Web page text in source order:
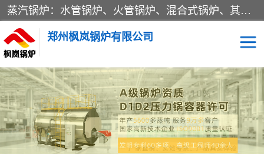
蒸汽锅炉：水管锅炉、火管锅炉、混合式锅炉、其他蒸汽锅炉； 热水锅炉：家用型集中供暖用热水锅炉、其他热水锅炉； 有机热载体锅炉； 船用蒸汽锅炉； （锅炉用辅助设备及装置）蒸汽冷凝器：表面冷凝器、混合式冷凝器、空冷式冷凝器、其他蒸汽冷凝器； 锅炉用辅助设备：节热器、蒸汽收集器、蓄能器、烟垢清除器、气体回收器、泥渣刮除器、空气预热器、其他锅炉用辅助设备；
郑州枫岚锅炉有限公司